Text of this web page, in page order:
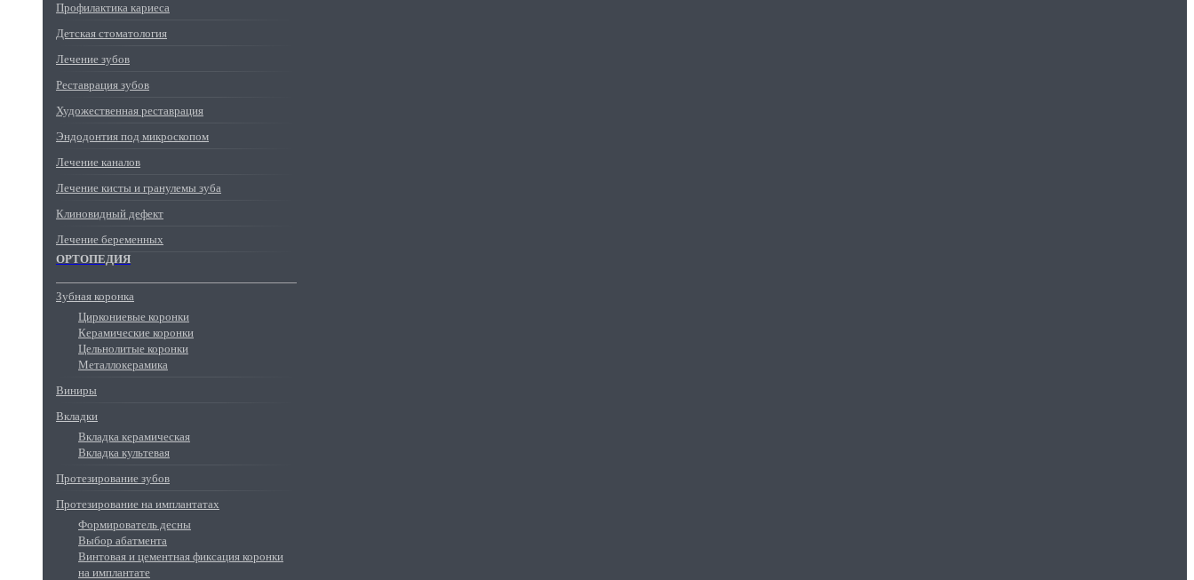
Профилактика кариеса
Детская стоматология
Лечение зубов
Реставрация зубов
Художественная реставрация
Эндодонтия под микроскопом
Лечение каналов
Лечение кисты и гранулемы зуба
Клиновидный дефект
Лечение беременных
ОРТОПЕДИЯ
Зубная коронка
Циркониевые коронки
Керамические коронки
Цельнолитые коронки
Металлокерамика
Виниры
Вкладки
Вкладка керамическая
Вкладка культевая
Протезирование зубов
Протезирование на имплантатах
Формирователь десны
Выбор абатмента
Винтовая и цементная фиксация коронки
на имплантате